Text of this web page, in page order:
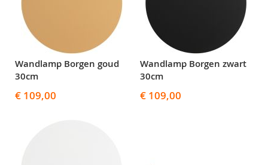
Wandlamp Borgen goud
30cm
€ 109,00
Wandlamp Borgen zwart
30cm
€ 109,00